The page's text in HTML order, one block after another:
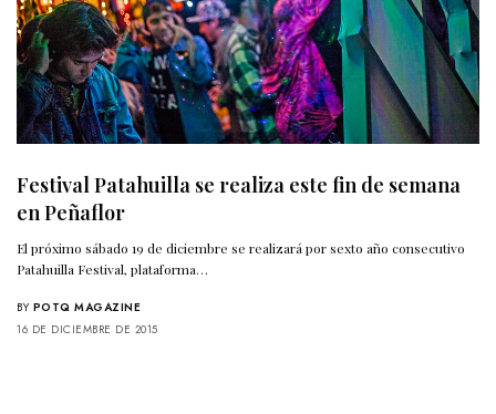
Festival Patahuilla se realiza este fin de semana
en Peñaflor
El próximo sábado 19 de diciembre se realizará por sexto año consecutivo
Patahuilla Festival, plataforma…
BY POTQ MAGAZINE
16 DE DICIEMBRE DE 2015